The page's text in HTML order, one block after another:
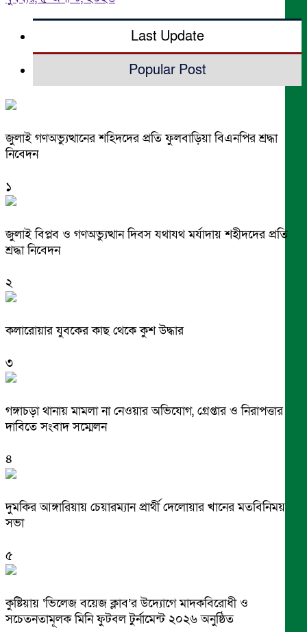
Last Update
Popular Post
জুলাই গণঅভ্যুত্থানের শহিদদের প্রতি ফুলবাড়িয়া বিএনপির শ্রদ্ধা
নিবেদন
১
জুলাই বিপ্লব ও গণঅভ্যুত্থান দিবস যথাযথ মর্যাদায় শহীদদের প্রতি
শ্রদ্ধা নিবেদন
২
কলারোয়ার যুবকের কাছ থেকে কুশ উদ্ধার
৩
গঙ্গাচড়া থানায় মামলা না নেওয়ার অভিযোগ, গ্রেপ্তার ও নিরাপত্তার
দাবিতে সংবাদ সম্মেলন
৪
দুমকির আঙ্গারিয়ায় চেয়ারম্যান প্রার্থী দেলোয়ার খানের মতবিনিময়
সভা
৫
কুষ্টিয়ায় ‘ভিলেজ বয়েজ ক্লাব’র উদ্যোগে মাদকবিরোধী ও
সচেতনতামূলক মিনি ফুটবল টুর্নামেন্ট ২০২৬ অনুষ্ঠিত